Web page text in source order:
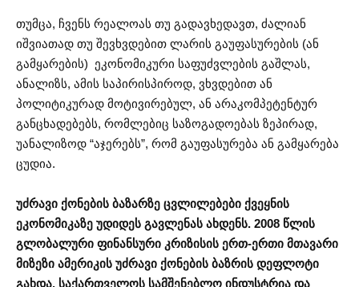
თუმცა, ჩვენს რეალოას თუ გადავხედავთ, ძალიან
იშვიათად თუ შევხვდებით ლარის გაუფასურების (ან
გამყარების) ეკონომიკური საფუძვლების გაშლას,
ანალიზს, ამის საპირისპიროდ, ვხვდებით ან
პოლიტიკურად მოტივირებულ, ან არაკომპეტენტურ
განცხადებებს, რომლებიც საზოგადოებას ზეპირად,
უანალიზოდ “აჯერებს”, რომ გაუფასურება ან გამყარება
ცუდია.
უძრავი ქონების ბაზარზე ცვლილებები ქვეყნის
ეკონომიკაზე უდიდეს გავლენას ახდენს. 2008 წლის
გლობალური ფინანსური კრიზისის ერთ-ერთი მთავარი
მიზეზი ამერიკის უძრავი ქონების ბაზრის დეფლოტი
გახდა. საქართველოს სამშენებლო ინდუსტრია და